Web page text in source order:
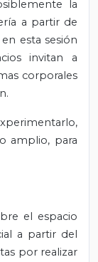
la
a partir de
esta sesión
invitan a
corporales
amplio, para
el espacio
a partir del
por realizar